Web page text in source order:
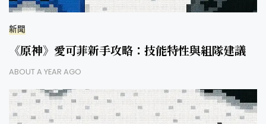
新聞
《原神》愛可菲新手攻略：技能特性與組隊建議
ABOUT A YEAR AGO